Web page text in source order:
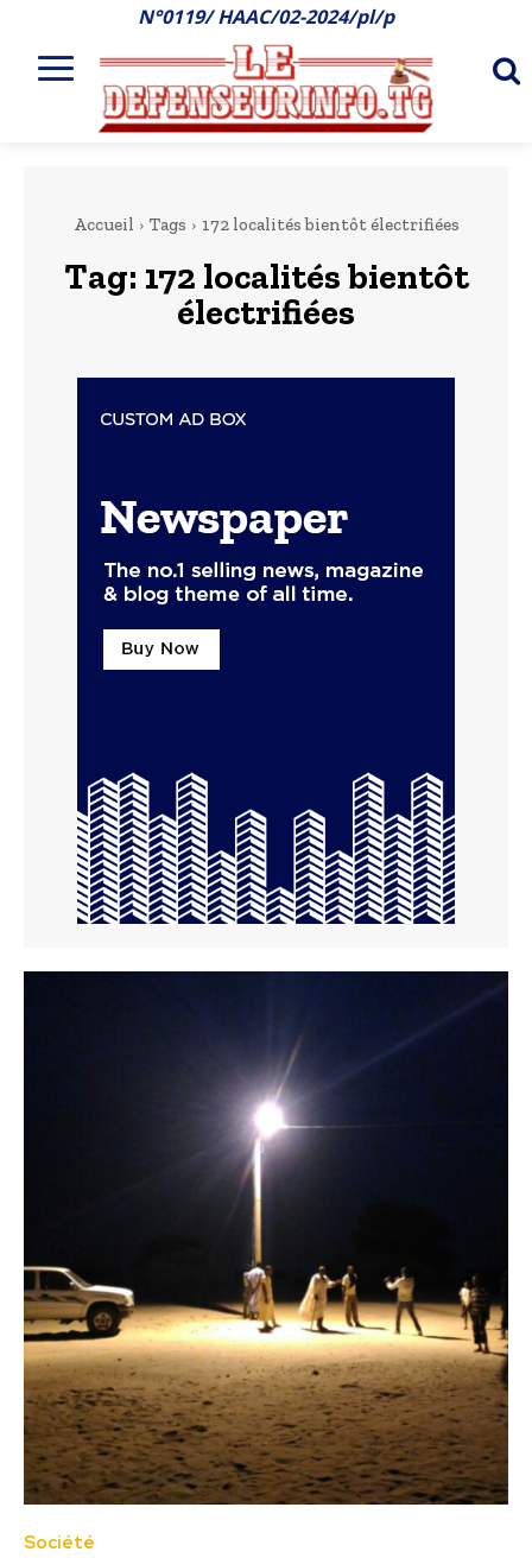
N°0119/ HAAC/02-2024/pl/p
Accueil Tags 172 localités bientôt électrifiées
Tag: 172 localités bientôt
électrifiées
Société